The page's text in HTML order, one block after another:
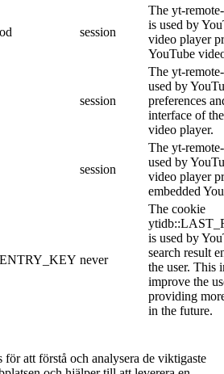
session
The yt-
is used by
video player
YouTube
session
The yt-
used by
preferences
interface of
video player.
session
The yt-
used by
video player
embedded
never
The cookie
is used by
search result
the user. This
improve the
providing
in the future.
för att förstå och analysera de viktigaste